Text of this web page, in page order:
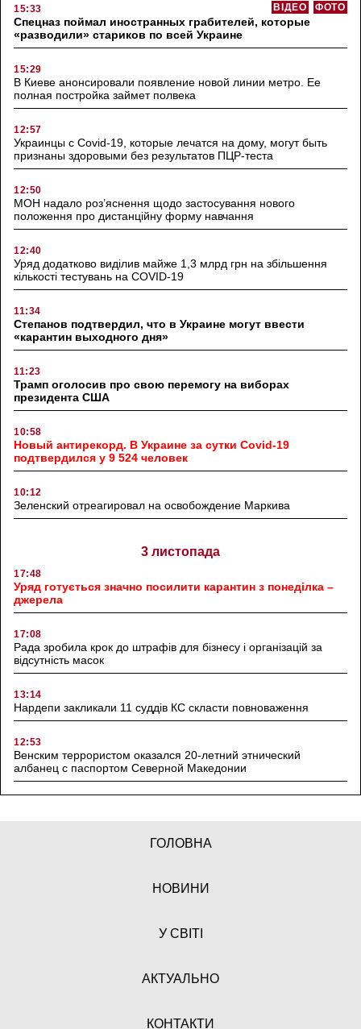
15:33 ФОТО
ВІДЕО
Спецназ поймал иностранных грабителей, которые
«разводили» стариков по всей Украине
15:29
В Киеве анонсировали появление новой линии метро. Ее
полная постройка займет полвека
12:57
Украинцы с Covid-19, которые лечатся на дому, могут быть
признаны здоровыми без результатов ПЦР-теста
12:50
МОН надало роз’яснення щодо застосування нового
положення про дистанційну форму навчання
12:40
Уряд додатково виділив майже 1,3 млрд грн на збільшення
кількості тестувань на COVID-19
11:34
Степанов подтвердил, что в Украине могут ввести
«карантин выходного дня»
11:23
Трамп оголосив про свою перемогу на виборах
президента США
10:58
Новый антирекорд. В Украине за сутки Covid-19
подтвердился у 9 524 человек
10:12
Зеленский отреагировал на освобождение Маркива
3 листопада
17:48
Уряд готується значно посилити карантин з понеділка –
джерела
17:08
Рада зробила крок до штрафів для бізнесу і організацій за
відсутність масок
13:14
Нардепи закликали 11 суддів КС скласти повноваження
12:53
Венским террористом оказался 20-летний этнический
албанец с паспортом Северной Македонии
ГОЛОВНА
НОВИНИ
У СВІТІ
АКТУАЛЬНО
КОНТАКТИ